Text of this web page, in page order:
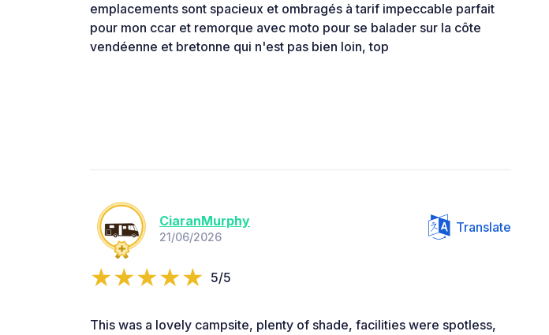
emplacements sont spacieux et ombragés à tarif impeccable parfait
pour mon ccar et remorque avec moto pour se balader sur la côte
vendéenne et bretonne qui n'est pas bien loin, top
CiaranMurphy
21/06/2026
Translate
5/5
This was a lovely campsite, plenty of shade, facilities were spotless,